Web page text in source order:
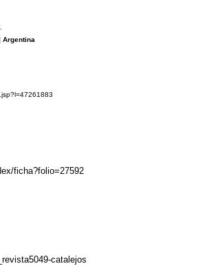
Argentina
ficha?folio=27592
catalejos